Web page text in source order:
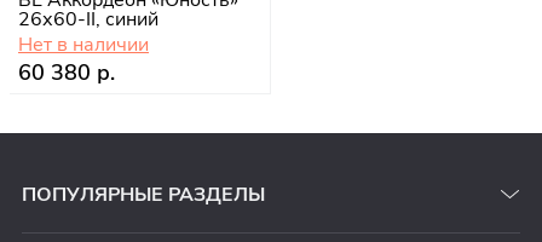
26х60-II, синий
Нет в наличии
60 380 р.
ПОПУЛЯРНЫЕ РАЗДЕЛЫ